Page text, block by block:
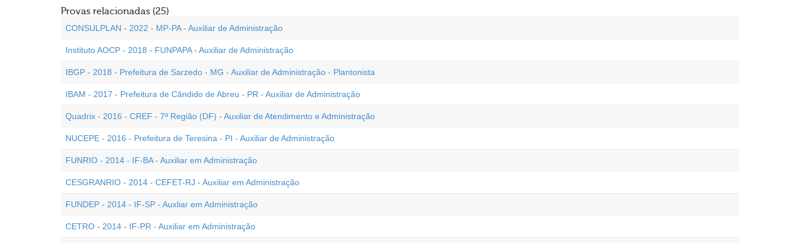
Provas relacionadas (25)
CONSULPLAN - 2022 - MP-PA - Auxiliar de Administração
Instituto AOCP - 2018 - FUNPAPA - Auxiliar de Administração
IBGP - 2018 - Prefeitura de Sarzedo - MG - Auxiliar de Administração - Plantonista
IBAM - 2017 - Prefeitura de Cândido de Abreu - PR - Auxiliar de Administração
Quadrix - 2016 - CREF - 7ª Região (DF) - Auxiliar de Atendimento e Administração
NUCEPE - 2016 - Prefeitura de Teresina - PI - Auxiliar de Administração
FUNRIO - 2014 - IF-BA - Auxiliar em Administração
CESGRANRIO - 2014 - CEFET-RJ - Auxiliar em Administração
FUNDEP - 2014 - IF-SP - Auxliar em Administração
CETRO - 2014 - IF-PR - Auxiliar em Administração